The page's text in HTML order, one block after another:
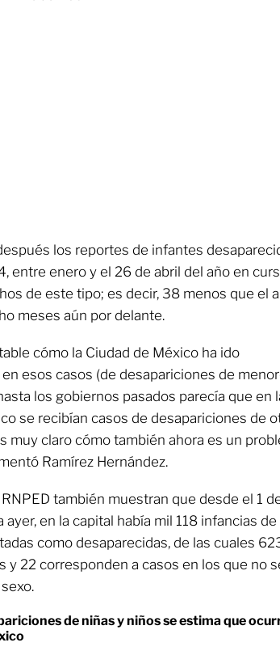
los reportes de infantes
entre enero y el 26 de abril del año en
de este tipo; es decir, 38 menos que el
meses aún por delante.
cómo la Ciudad de México ha ido
esos casos (de desapariciones de
los gobiernos pasados parecía que en
se recibían casos de desapariciones de
muy claro cómo también ahora es un
Ramírez Hernández.
también muestran que desde el 1
ayer, en la capital había mil 118 infancias
como desaparecidas, de las cuales
y 22 corresponden a casos en los que no
de niñas y niños se estima que